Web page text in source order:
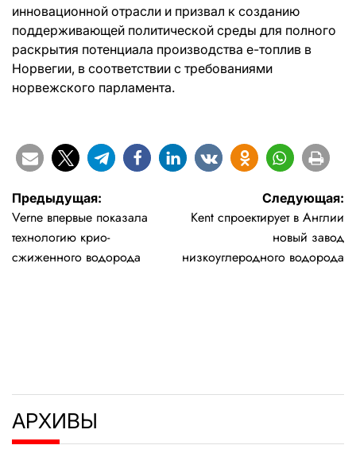
инновационной отрасли и призвал к созданию
поддерживающей политической среды для полного
раскрытия потенциала производства e-топлив в
Норвегии, в соответствии с требованиями
норвежского парламента.
Навигация
по
записям
Предыдущая:
Verne впервые показала
технологию крио-
сжиженного водорода
Следующая:
Kent спроектирует в Англии
новый завод
низкоуглеродного водорода
АРХИВЫ